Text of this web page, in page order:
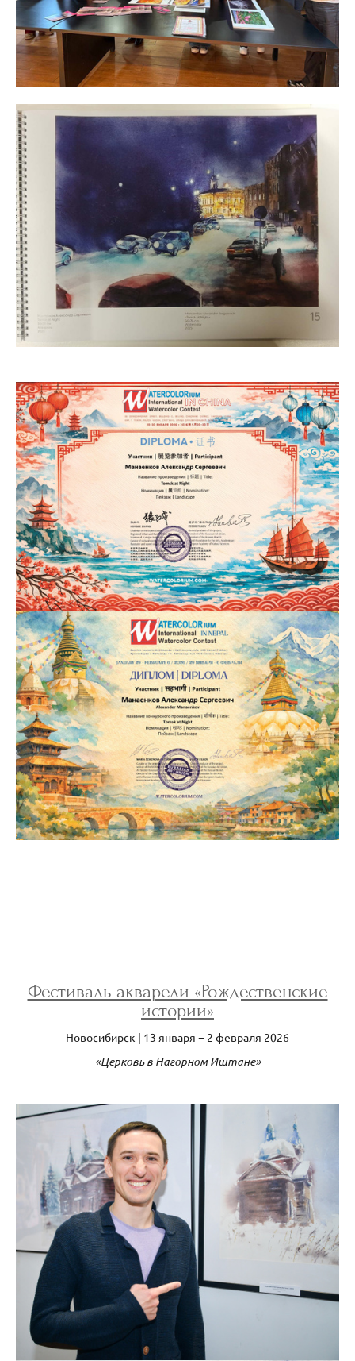
Фестиваль акварели «Рождественские
истории»
Новосибирск | 13 января − 2 февраля 2026
«Церковь в Нагорном Иштане»